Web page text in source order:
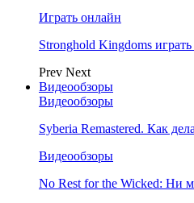
Играть онлайн
Stronghold Kingdoms
Prev Next
Видеообзоры
Видеообзоры
Syberia Remastered. Как
Видеообзоры
No Rest for the Wicked: Ни